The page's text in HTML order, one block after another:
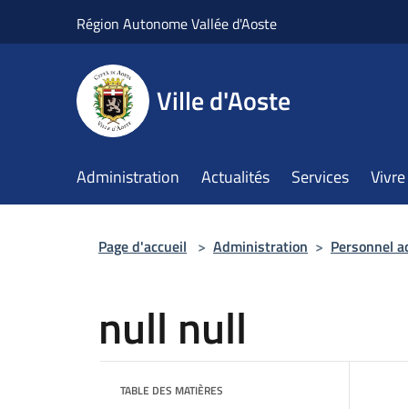
Région Autonome Vallée d'Aoste
Ville d'Aoste
Administration Actualités Services
Page d'accueil > Administration > Personnel
null null
TABLE DES MATIÈRES